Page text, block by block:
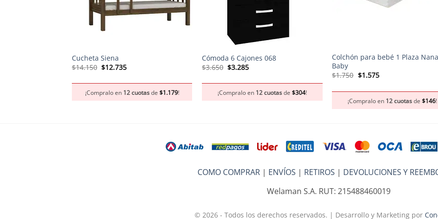
Cucheta Siena
$14.150 El
$14.150.
$12.735El
$12.735.
¡Compralo en 12 cuotasde $1.179!
Cómoda 6 Cajones 068
$3.650 El
$3.650.
$3.285El
$3.285.
¡Compralo en 12 cuotasde $304!
Colchón para bebé 1 Plaza Nana
Baby
$1.750 El
$1.750.
$1.575El
$1.575.
¡Compralo en 12 cuotasde$146!
COMO COMPRAR | ENVÍOS | RETIROS | DEVOLUCIONES Y
Welaman S.A. RUT: 215488460019
© 2026 - Todos los derechos reservados. | Desarrollo y Marketing por